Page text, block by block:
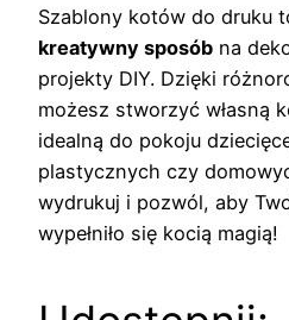
Szablony kotów do druku
kreatywny sposób na
projekty DIY. Dzięki
możesz stworzyć własną
idealną do pokoju
plastycznych czy
wydrukuj i pozwól, aby
wypełniło się kocią magią!